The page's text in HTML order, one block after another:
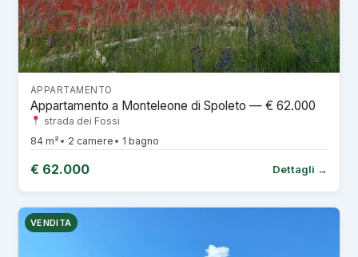
APPARTAMENTO
Appartamento a Monteleone di Spoleto — € 62.000
strada dei Fossi
84 m²
2 camere 1 bagno
€ 62.000 Dettagli →
VENDITA